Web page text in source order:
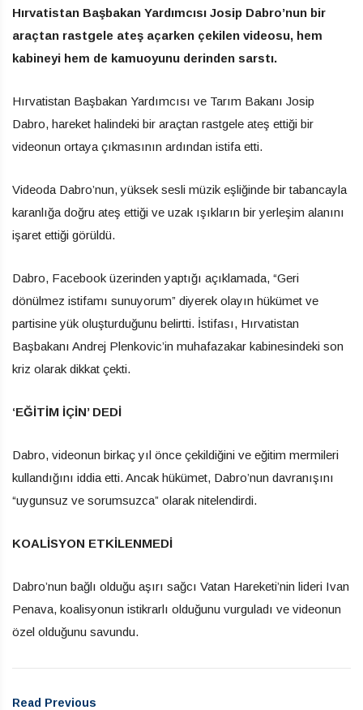
Hırvatistan Başbakan Yardımcısı Josip Dabro’nun bir
araçtan rastgele ateş açarken çekilen videosu, hem
kabineyi hem de kamuoyunu derinden sarstı.
Hırvatistan Başbakan Yardımcısı ve Tarım Bakanı Josip
Dabro, hareket halindeki bir araçtan rastgele ateş ettiği bir
videonun ortaya çıkmasının ardından istifa etti.
Videoda Dabro’nun, yüksek sesli müzik eşliğinde bir tabancayla
karanlığa doğru ateş ettiği ve uzak ışıkların bir yerleşim alanını
işaret ettiği görüldü.
Dabro, Facebook üzerinden yaptığı açıklamada, “Geri
dönülmez istifamı sunuyorum” diyerek olayın hükümet ve
partisine yük oluşturduğunu belirtti. İstifası, Hırvatistan
Başbakanı Andrej Plenkovic’in muhafazakar kabinesindeki son
kriz olarak dikkat çekti.
‘EĞİTİM İÇİN’ DEDİ
Dabro, videonun birkaç yıl önce çekildiğini ve eğitim mermileri
kullandığını iddia etti. Ancak hükümet, Dabro’nun davranışını
“uygunsuz ve sorumsuzca” olarak nitelendirdi.
KOALİSYON ETKİLENMEDİ
Dabro’nun bağlı olduğu aşırı sağcı Vatan Hareketi’nin lideri Ivan
Penava, koalisyonun istikrarlı olduğunu vurguladı ve videonun
özel olduğunu savundu.
Read Previous